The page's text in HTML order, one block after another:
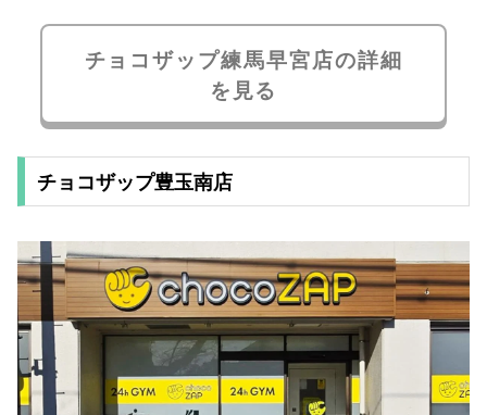
チョコザップ練馬早宮店の詳細
を見る
チョコザップ豊玉南店